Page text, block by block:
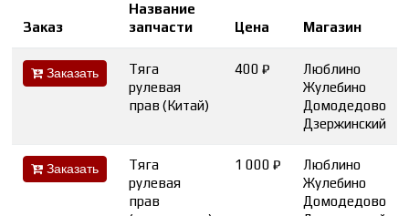
Заказ
Название
запчасти
Цена Магазин
Заказать
Тяга
рулевая
прав (Китай)
400 ₽
Люблино
Жулебино
Домодедово
Дзержинский
Заказать
Тяга
рулевая
прав
1 000 ₽
Люблино
Жулебино
Домодедово